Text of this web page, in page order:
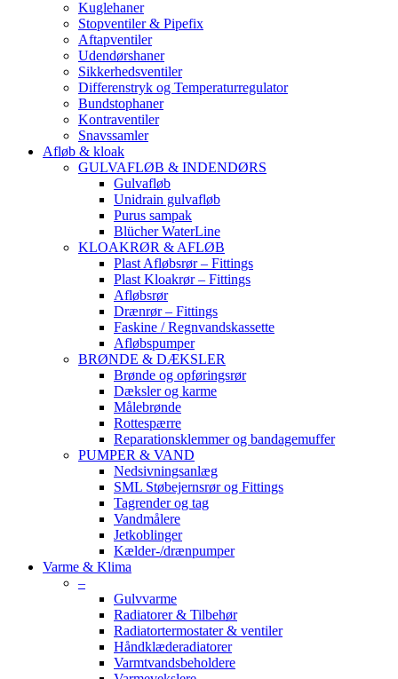
Kuglehaner
Stopventiler & Pipefix
Aftapventiler
Udendørshaner
Sikkerhedsventiler
Differenstryk og Temperaturregulator
Bundstophaner
Kontraventiler
Snavssamler
Afløb & kloak
GULVAFLØB & INDENDØRS
Gulvafløb
Unidrain gulvafløb
Purus sampak
Blücher WaterLine
KLOAKRØR & AFLØB
Plast Afløbsrør – Fittings
Plast Kloakrør – Fittings
Afløbsrør
Drænrør – Fittings
Faskine / Regnvandskassette
Afløbspumper
BRØNDE & DÆKSLER
Brønde og opføringsrør
Dæksler og karme
Målebrønde
Rottespærre
Reparationsklemmer og bandagemuffer
PUMPER & VAND
Nedsivningsanlæg
SML Støbejernsrør og Fittings
Tagrender og tag
Vandmålere
Jetkoblinger
Kælder-/drænpumper
Varme & Klima
–
Gulvvarme
Radiatorer & Tilbehør
Radiatortermostater & ventiler
Håndklæderadiatorer
Varmtvandsbeholdere